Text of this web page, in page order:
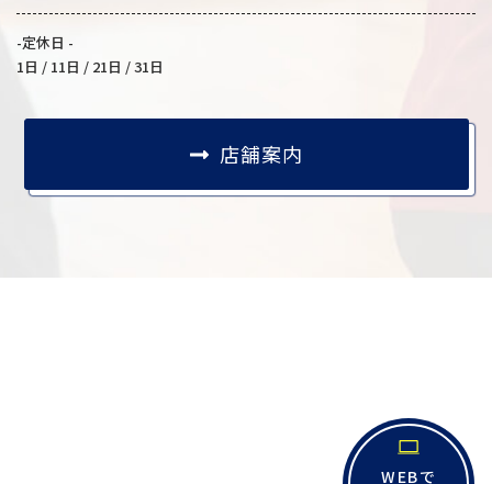
WEBで
-定休日 -
1日 / 11日 / 21日 / 31日
店舗案内